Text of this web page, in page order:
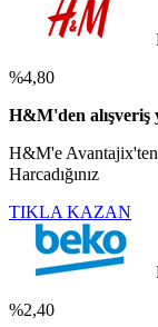
%4,80
H&M'den
H&M'e Avantajix'ten
Harcadığınız
TIKLA KAZAN
%2,40